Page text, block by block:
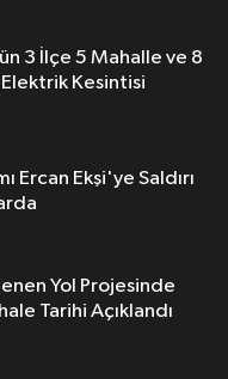
3 İlçe 5 Mahalle ve 8
Elektrik Kesintisi
Ercan Ekşi'ye Saldırı
Yol Projesinde
Tarihi Açıklandı